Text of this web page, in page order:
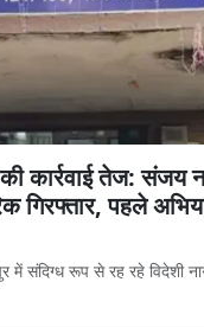
कार्रवाई तेज: संजय
गिरफ्तार, पहले
में संदिग्ध रूप से रह रहे विदेशी